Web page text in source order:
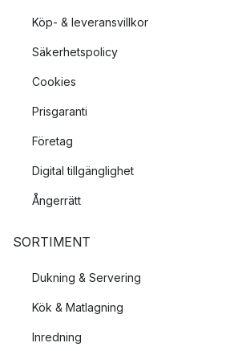
Köp- & leveransvillkor
Säkerhetspolicy
Cookies
Prisgaranti
Företag
Digital tillgänglighet
Ångerrätt
SORTIMENT
Dukning & Servering
Kök & Matlagning
Inredning